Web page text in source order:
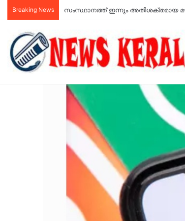
Breaking News സംസ്ഥാനത്ത് ഇന്നും അതിശക്തമായ